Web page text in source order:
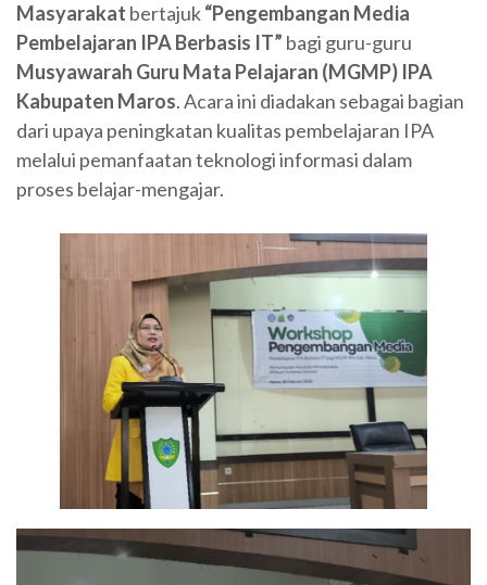
Masyarakat bertajuk“Pengembangan Media
Pembelajaran IPA Berbasis IT” bagi guru-guru
Musyawarah Guru Mata Pelajaran (MGMP) IPA
Kabupaten Maros. Acara ini diadakan sebagai bagian
dari upaya peningkatan kualitas pembelajaran IPA
melalui pemanfaatan teknologi informasi dalam
proses belajar-mengajar.